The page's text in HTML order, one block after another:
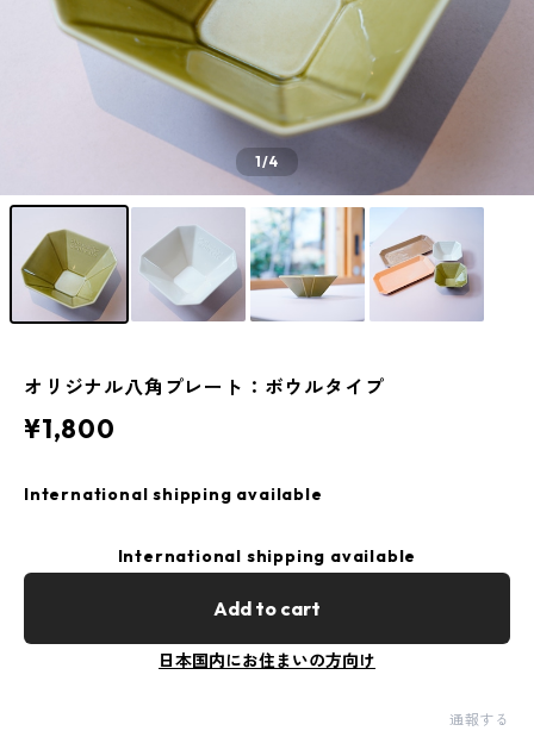
1/4
オリジナル八角プレート：ボウルタイプ
¥1,800
International shipping available
International shipping available
Add to cart
日本国内にお住まいの方向け
通報する